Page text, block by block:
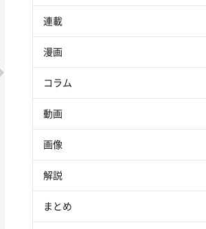
連載
漫画
コラム
動画
画像
解説
まとめ